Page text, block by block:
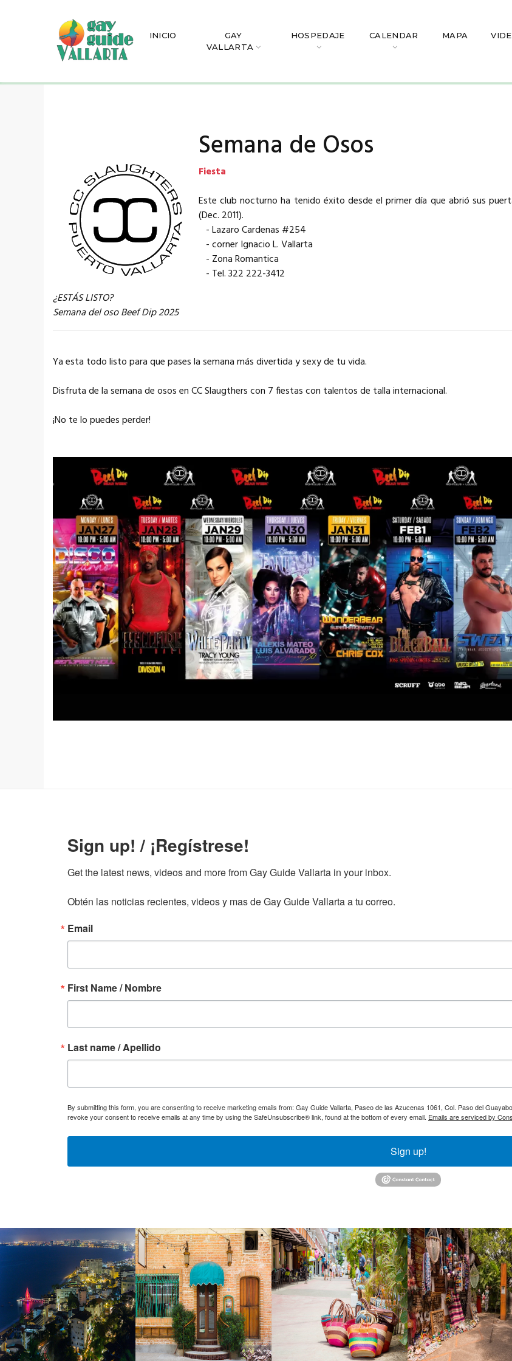
INICIO
GAY
VALLARTA
HOSPEDAJE CALENDAR MAPA
Semana de Osos
Fiesta
Este club nocturno ha tenido éxito desde el primer día que abrió sus
(Dec. 2011).
- Lazaro Cardenas #254
- corner Ignacio L. Vallarta
- Zona Romantica
- Tel. 322 222-3412
¿ESTÁS LISTO?
Semana del oso Beef Dip 2025
Ya esta todo listo para que pases la semana más divertida y sexy de tu vida.
Disfruta de la semana de osos en CC Slaugthers con 7 fiestas con talentos de talla internacional.
¡No te lo puedes perder!
Sign up! / ¡Regístrese!
Get the latest news, videos and more from Gay Guide Vallarta in your inbox.
Obtén las noticias recientes, videos y mas de Gay Guide Vallarta a tu correo.
Email
First Name / Nombre
Last name / Apellido
By submitting this form, you are consenting to receive marketing emails from: Gay Guide Vallarta, Paseo de las Azucenas 1061, Col. Paso del
revoke your consent to receive emails at any time by using the SafeUnsubscribe® link, found at the bottom of every email. Emails are serviced by
Sign up!